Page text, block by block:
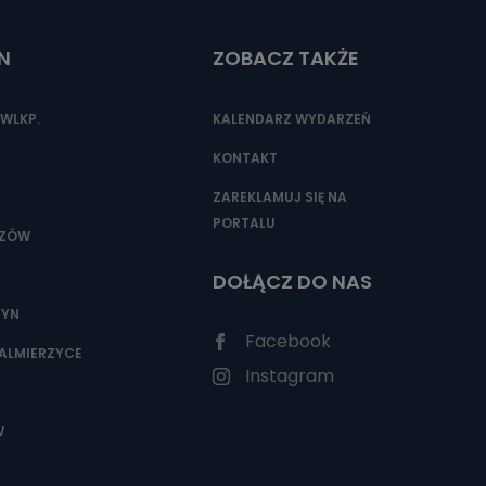
ze
ZOBACZ TAKŻE
KALENDARZ WYDARZEŃ
KONTAKT
ZAREKLAMUJ SIĘ NA
PORTALU
DOŁĄCZ DO NAS
Facebook
Instagram